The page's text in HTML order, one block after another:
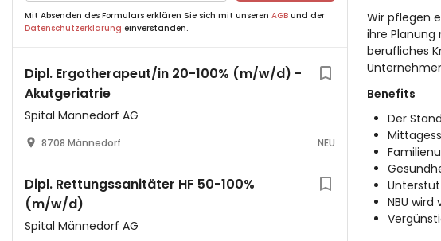
Mit Absenden des Formulars erklären Sie sich mit unseren AGB und der
Datenschutzerklärung einverstanden.
Dipl. Ergotherapeut/in 20-100% (m/w/d) -
Akutgeriatrie
Spital Männedorf AG
8708 Männedorf NEU
Dipl. Rettungssanitäter HF 50-100%
(m/w/d)
Spital Männedorf AG
Wir pflegen
ihre
berufliches
Benefits
Der
NBU